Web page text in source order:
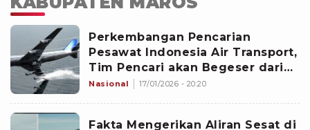
Perkembangan Pencarian
Pesawat Indonesia Air Transport,
Tim Pencari akan Begeser dari
Leang-leang Maros
Nasional 17/01/2026 - 20:20
Fakta Mengerikan Aliran Sesat di